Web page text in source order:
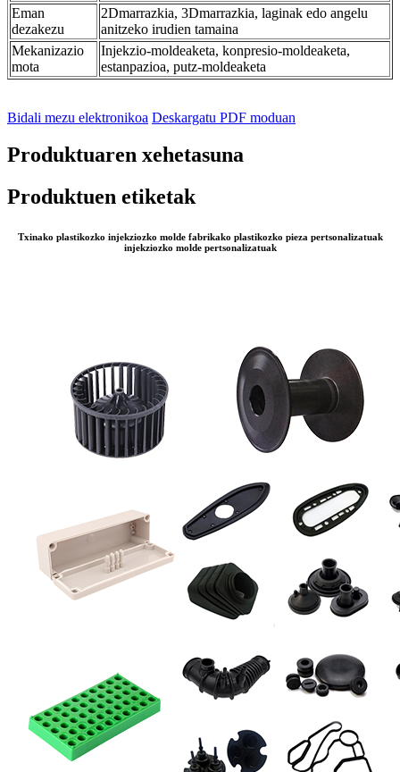
Eman
dezakezu
2Dmarrazkia, 3Dmarrazkia, laginak edo angelu
anitzeko irudien tamaina
Mekanizazio
mota
Injekzio-moldeaketa, konpresio-moldeaketa,
estanpazioa, putz-moldeaketa
Bidali mezu elektronikoa Deskargatu PDF moduan
Produktuaren xehetasuna
Produktuen etiketak
Txinako plastikozko injekziozko molde fabrikako plastikozko pieza pertsonalizatuak
injekziozko molde pertsonalizatuak